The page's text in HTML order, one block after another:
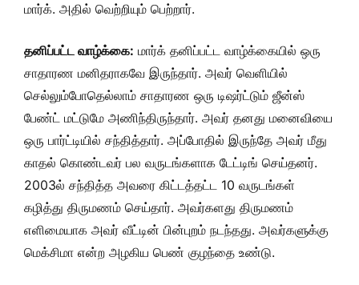
மார்க். அதில் வெற்றியும் பெற்றார்.
தனிப்பட்ட வாழ்க்கை: மார்க் தனிப்பட்ட வாழ்க்கையில் ஒரு
சாதாரண மனிதராகவே இருந்தார். அவர் வெளியில்
செல்லும்போதெல்லாம் சாதாரண ஒரு டிஷர்ட்டும் ஜீன்ஸ்
பேண்ட் மட்டுமே அணிந்திருந்தார். அவர் தனது மனைவியை
ஒரு பார்ட்டியில் சந்தித்தார். அப்போதில் இருந்தே அவர் மீது
காதல் கொண்டவர் பல வருடங்களாக டேட்டிங் செய்தனர்.
2003ல் சந்தித்த அவரை கிட்டத்தட்ட 10 வருடங்கள்
கழித்து திருமணம் செய்தார். அவர்களது திருமணம்
எளிமையாக அவர் வீட்டின் பின்புறம் நடந்தது. அவர்களுக்கு
மெக்சிமா என்ற அழகிய பெண் குழந்தை உண்டு.